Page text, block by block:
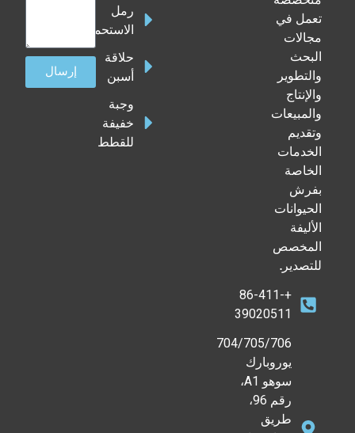
تعمل في
مجالات
البحث
والتطوير
والإنتاج
والمبيعات
وتقديم
الخدمات
الخاصة
بفرش
الحيوانات
الأليفة
المخصص
للتصدير.
+86-411-
39020511
704/705/706
يوروبارك
سوهو A1،
رقم 96،
طريق
رمل
الاستحمام
حلاقة
أسبن
وجبة
خفيفة
للقطط
إرسال